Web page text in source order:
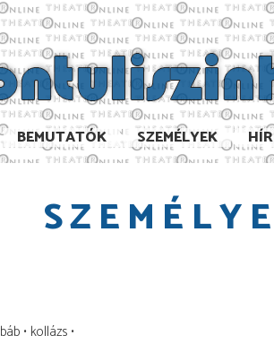
BEMUTATÓK SZEMÉLYEK
báb kollázs